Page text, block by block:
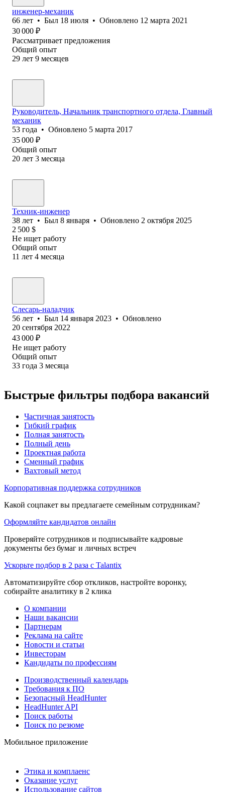
инженер-механик
66 лет • Был 18 июля • Обновлено 12 марта 2021
30 000 ₽
Рассматривает предложения
Общий опыт
29 лет 9 месяцев
Руководитель, Начальник транспортного отдела, Главный
механик
53 года • Обновлено 5 марта 2017
35 000 ₽
Общий опыт
20 лет 3 месяца
Техник-инженер
38 лет • Был 8 января • Обновлено 2 октября 2025
2 500 $
Не ищет работу
Общий опыт
11 лет 4 месяца
Слесарь-наладчик
56 лет • Был 14 января 2023 • Обновлено
20 сентября 2022
43 000 ₽
Не ищет работу
Общий опыт
33 года 3 месяца
Быстрые фильтры подбора вакансий
Частичная занятость
Гибкий график
Полная занятость
Полный день
Проектная работа
Сменный график
Вахтовый метод
Корпоративная поддержка сотрудников
Какой соцпакет вы предлагаете семейным сотрудникам?
Оформляйте кандидатов онлайн
Проверяйте сотрудников и подписывайте кадровые
документы без бумаг и личных встреч
Ускорьте подбор в 2 раза с Talantix
Автоматизируйте сбор откликов, настройте воронку,
собирайте аналитику в 2 клика
О компании
Наши вакансии
Партнерам
Реклама на сайте
Новости и статьи
Инвесторам
Кандидаты по профессиям
Производственный календарь
Требования к ПО
Безопасный HeadHunter
HeadHunter API
Поиск работы
Поиск по резюме
Мобильное приложение
Этика и комплаенс
Оказание услуг
Использование сайтов